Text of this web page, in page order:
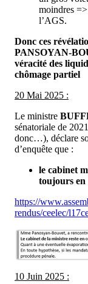
moindres
l’AGS.
Donc ces
PANSOYAN-
véracité des
chômage partiel
20 Mai 2025 :
Le ministre
sénatoriale de
donc…), déclare
d’enquête que :
le cabinet
toujours en
https://
rendus/ceelec/
10 Juin 2025 :